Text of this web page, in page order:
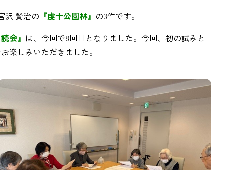
沢 賢治の 『虔十公園林』 の3作です。
読会』 は、今回で8回目となりました。今回、初の試みと
楽しみいただきました。